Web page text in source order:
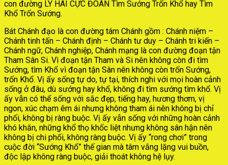
con đường LY HAI CỰC ĐOAN Tìm Sướng Trốn Khổ hay Tìm
Khổ Trốn Sướng.
Bát Chánh đạo là con đường tám Chánh gồm : Chánh niệm –
Chánh tinh tấn – Chánh định – Chánh tư duy – Chánh tri kiến –
Chánh ngữ, Chánh nghiệp, Chánh mạng là con đường đoạn tận
Tham Sân Si. Vì đoạn tận Tham và Si nên không còn đi tìm
Sướng, tìm Khổ vì đoạn tận Sân nên không còn trốn Sướng,
trốn Khổ. Vị ấy sống tự do, tự tại, thích nghi với mọi hoàn cảnh
sống ở đâu, dù sướng hay khổ, không đi tìm sướng tìm khổ. Vị
ấy vẫn có thể sống với sắc đẹp, tiếng hay, hương thơm, vị
ngon, xúc chạm êm ái nhưng không tham ái nên không bị chỉ
phối, không bị ràng buộc. Vị ấy vẫn sống với những hoàn cảnh
khó khăn, những khổ thọ khốc liệt nhưng không sân hận nên
không bị chi phối, không ràng buộc. Vị ấy “rong chơi” trong
cuộc đời “Sướng Khổ” thế gian mà tâm vắng lặng vui buồn,
độc lập không ràng buộc, giải thoát không hệ lụy.